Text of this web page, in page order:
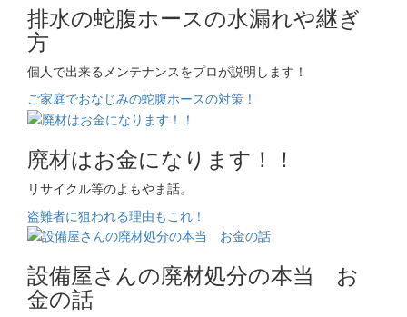
排水の蛇腹ホースの水漏れや継ぎ
方
個人で出来るメンテナンスをプロが説明します！
ご家庭でおなじみの蛇腹ホースの対策！
廃材はお金になります！！
リサイクル等のよもやま話。
盗難者に狙われる理由もこれ！
設備屋さんの廃材処分の本当 お
金の話